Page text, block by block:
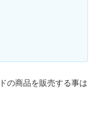
の商品を販売する事は